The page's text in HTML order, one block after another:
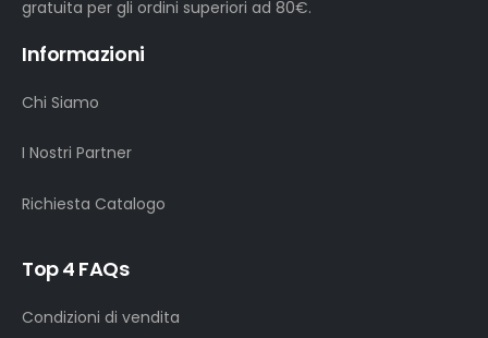
gratuita per gli ordini superiori ad 80€.
Informazioni
Chi Siamo
I Nostri Partner
Richiesta Catalogo
Top 4 FAQs
Condizioni di vendita